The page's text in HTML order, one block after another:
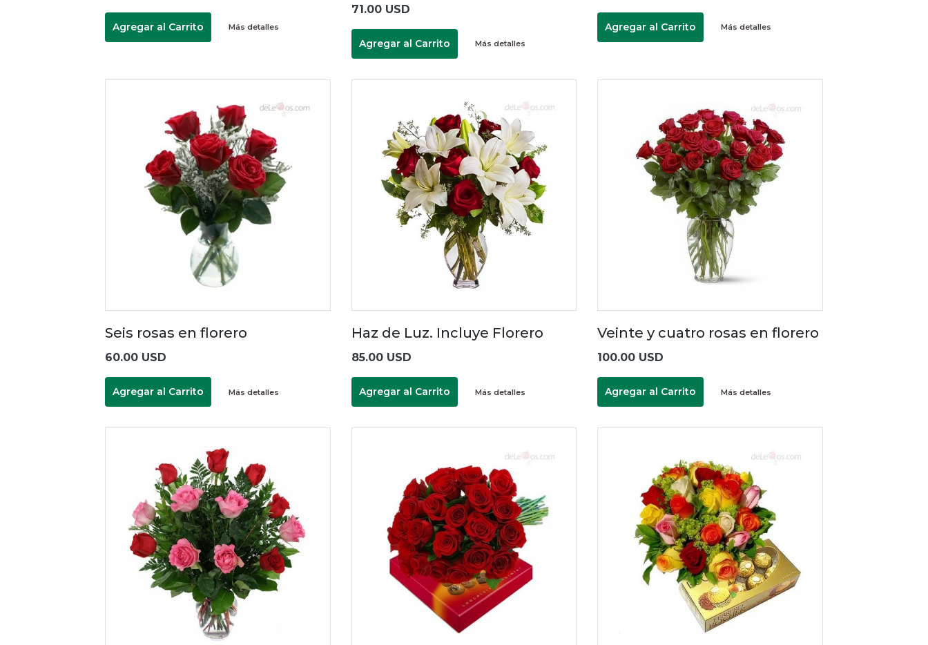
Agregar al Carrito Más detalles
71.00 USD
Agregar al Carrito Más detalles
Agregar al Carrito Más detalles
Seis rosas en florero
60.00 USD
Agregar al Carrito Más detalles
Haz de Luz. Incluye Florero
85.00 USD
Agregar al Carrito Más detalles
Veinte y cuatro rosas en florero
100.00 USD
Agregar al Carrito Más detalles